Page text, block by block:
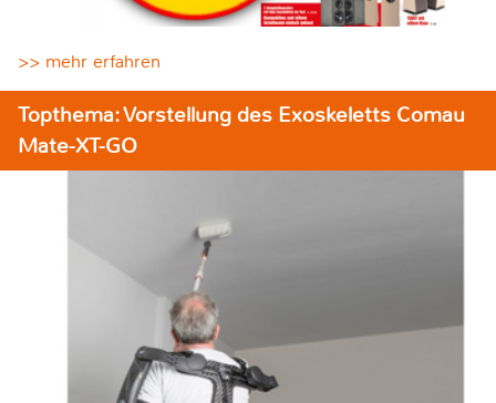
>> mehr erfahren
Topthema: Vorstellung des Exoskeletts Comau
Mate-XT-GO